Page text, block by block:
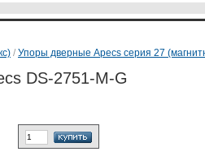
/ Упоры дверные Apecs серия 27
DS-2751-M-G